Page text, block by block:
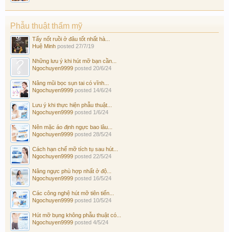
Phẫu thuật thẩm mỹ
Tẩy nốt ruồi ở đâu tốt nhất hà...
Huệ Minh posted 27/7/19
Những lưu ý khi hút mỡ bạn cần...
Ngochuyen9999 posted 20/6/24
Nâng mũi bọc sụn tai có vĩnh...
Ngochuyen9999 posted 14/6/24
Lưu ý khi thực hiện phẫu thuật...
Ngochuyen9999 posted 1/6/24
Nên mặc áo định ngực bao lâu...
Ngochuyen9999 posted 28/5/24
Cách hạn chế mỡ tích tụ sau hút...
Ngochuyen9999 posted 22/5/24
Nâng ngực phù hợp nhất ở độ...
Ngochuyen9999 posted 16/5/24
Các công nghệ hút mỡ tiên tiến...
Ngochuyen9999 posted 10/5/24
Hút mỡ bụng không phẫu thuật có...
Ngochuyen9999 posted 4/5/24